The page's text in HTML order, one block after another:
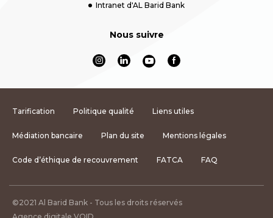
Intranet d'AL Barid Bank
Nous suivre
Tarification Politique qualité Liens utiles
Médiation bancaire Plan du site Mentions légales
Code d’éthique de recouvrement FATCA FAQ
©2021 Al Barid Bank - Tous les droits réservés